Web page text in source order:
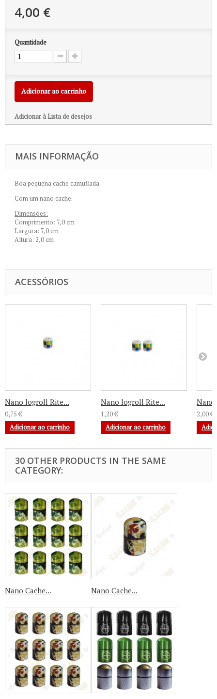
4,00 €
Quantidade
Adicionar ao carrinho
Adicionar à Lista de desejos
MAIS INFORMAÇÃO
Boa pequena cache camuflada.
Com um nano cache.
Dimensões:
Comprimento: 7,0 cm
Largura: 7,0 cm
Altura: 2,0 cm
ACESSÓRIOS
Nano logroll Rite...
0,75 €
Adicionar ao carrinho
Nano logroll Rite...
1,20 €
Adicionar ao carrinho
2,00 €
30 OTHER PRODUCTS IN THE SAME
CATEGORY:
Nano Cache... Nano Cache...